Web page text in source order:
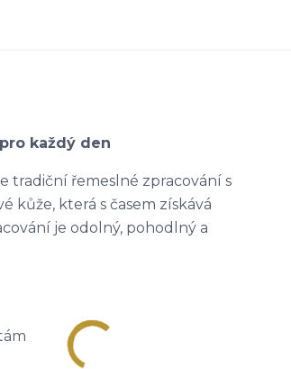
každý den
řemeslné zpracování s
kůže, která s časem získává
je odolný, pohodlný a